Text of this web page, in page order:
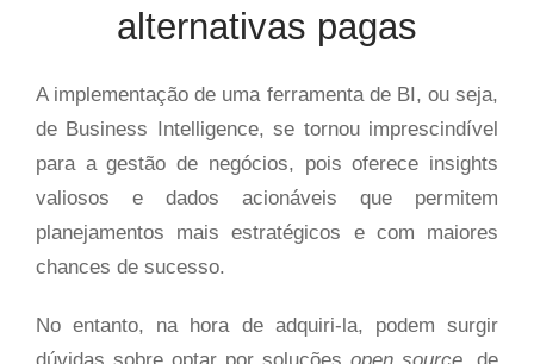
alternativas pagas
A implementação de uma ferramenta de BI, ou seja,
de Business Intelligence, se tornou imprescindível
para a gestão de negócios, pois oferece insights
valiosos e dados acionáveis que permitem
planejamentos mais estratégicos e com maiores
chances de sucesso.
No entanto, na hora de adquiri-la, podem surgir
dúvidas sobre optar por soluções open source, de